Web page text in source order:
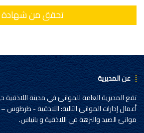
تحقق من شهادة
عن المديرية
تقع المديرية العامة للموانئ في مدينة
أعمال إدارات الموانئ التالية: اللاذقية - طرطوس
موانئ الصيد والنزهة في اللاذقية و بانياس.